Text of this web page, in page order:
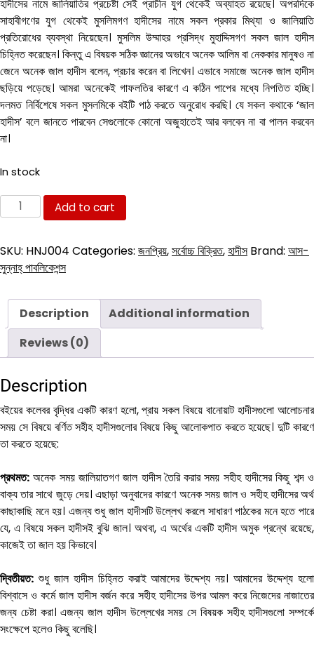
was:
540.00৳ .
is:
324.00৳ .
হাদীসের নামে জালিয়াতির প্রচেষ্টা সেই প্রাচীন যুগ থেকেই অব্যাহত রয়েছে। অপরদিকে
সাহাবীগণের যুগ থেকেই মুসলিমগণ হাদীসের নামে সকল প্রকার মিথ্যা ও জালিয়াতি
প্রতিরোধের ব্যবস্থা নিয়েছেন। মুসলিম উম্মাহর প্রসিদ্ধ মুহাদ্দিসগণ সকল জাল হাদীস
চিহ্নিত করেছেন। কিন্তু এ বিষয়ক সঠিক জ্ঞানের অভাবে অনেক আলিম বা নেককার মানুষও না
জেনে অনেক জাল হাদীস বলেন, প্রচার করেন বা লিখেন। এভাবে সমাজে অনেক জাল হাদীস
ছড়িয়ে পড়েছে। আমরা অনেকেই গাফলতির কারণে এ কঠিন পাপের মধ্যে নিপতিত হচ্ছি।
দলমত নির্বিশেষে সকল মুসলমিকে বইটি পাঠ করতে অনুরোধ করছি। যে সকল কথাকে ‘জাল
হাদীস’ বলে জানতে পারবেন সেগুলোকে কোনো অজুহাতেই আর বলবেন না বা পালন করবেন
না।
In stock
হাদীসের
নামে
quantity
Add to cart
SKU: HNJ004 Categories: জনপ্রিয়,সর্বোচ্চ বিক্রিত,হাদীস Brand: আস-
সুন্নাহ্ পাবলিকেশন্স
Description
Additional information
Reviews (0)
Description
বইয়ের কলেবর বৃদ্ধির একটি কারণ হলো, প্রায় সকল বিষয়ে বানোয়াট হাদীসগুলো আলোচনার
সময় সে বিষয়ে বর্ণিত সহীহ হাদীসগুলোর বিষয়ে কিছু আলোকপাত করতে হয়েছে। দুটি কারণে
তা করতে হয়েছে:
প্রথমত: অনেক সময় জালিয়াতগণ জাল হাদীস তৈরি করার সময় সহীহ হাদীসের কিছু শব্দ ও
বাক্য তার সাথে জুড়ে দেয়। এছাড়া অনুবাদের কারণে অনেক সময় জাল ও সহীহ হাদীসের অর্থ
কাছাকাছি মনে হয়। এজন্য শুধু জাল হাদীসটি উল্লেখ করলে সাধারণ পাঠকের মনে হতে পারে
যে, এ বিষয়ে সকল হাদীসই বুঝি জাল। অথবা, এ অর্থের একটি হাদীস অমুক গ্রন্থে রয়েছে,
কাজেই তা জাল হয় কিভাবে।
দ্বিতীয়ত: শুধু জাল হাদীস চিহ্নিত করাই আমাদের উদ্দেশ্য নয়। আমাদের উদ্দেশ্য হলো
বিশ্বাসে ও কর্মে জাল হাদীস বর্জন করে সহীহ হাদীসের উপর আমল করে নিজেদের নাজাতের
জন্য চেষ্টা করা। এজন্য জাল হাদীস উল্লেখের সময় সে বিষয়ক সহীহ হাদীসগুলো সম্পর্কে
সংক্ষেপে হলেও কিছু বলেছি।